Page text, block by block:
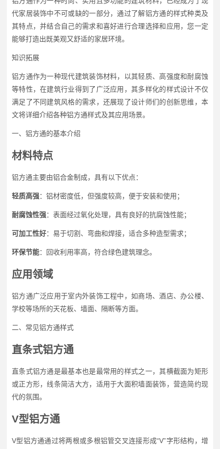
代家居装饰中不可或缺的一部分，通过了解铝方通的样式种类及
其特点，并结合自己的需求和喜好进行合理选择和应用，您一定
能够打造出既美观又舒适的家居环境。
知识拓展
铝方通作为一种现代建筑装饰材料，以其轻质、高强度和耐腐蚀
等特性，在建筑行业得到了广泛应用，其多样化的样式设计不仅
满足了不同建筑风格的需求，还展现了设计师们的创新思维，本
文将详细介绍各种铝方通样式及其应用场景。
一、铝方通的基本介绍
材料特点
铝方通主要由铝合金制成，具有以下优点：
轻质高强：铝材密度低，但强度较高，便于安装和使用；
耐腐蚀性强：表面经过氧化处理，具有良好的抗腐蚀性能；
可加工性好：易于切割、弯曲和焊接，适合多种造型需求；
环保节能：回收利用率高，符合绿色建筑理念。
应用领域
铝方通广泛应用于室内外装饰工程中，如商场、酒店、办公楼、
学校等场所的天花板、墙面、隔断等方面。
二、常见铝方通样式
直条式铝方通
直条式铝方通是最基本也是最常用的样式之一，其横截面为矩形
或正方形，线条简洁大方，适用于大面积墙面装饰，营造简约现
代的氛围。
V型铝方通
V型铝方通通过将两根或多根铝管交叉连接形成“V”字形结构，增